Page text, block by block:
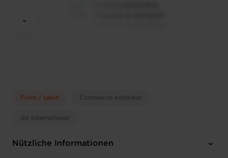
Foire / salon Commerce extérieur
Go International
Nützliche Informationen